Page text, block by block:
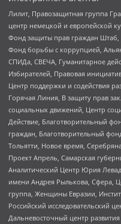
Лилит, Правозащитная группа
центр немецкой и европейской
Фонд защиты прав граждан Штаб,
Фонд борьбы с коррупцией,
СПИДа, СВЕЧА, Гуманитарное
Избирателей, Правовая
Центр поддержки и содействия
Горячая Линия, В защиту прав
социальных движений, Центр
Действие, Благотворительный
граждан, Благотворительный
Тольятти, Новое время,
Проект Апрель, Самарская
Аналитический Центр Юрия
имени Андрея Рылькова, Сфера,
группа, Женщины Евразии,
Российский исследовательский
Дальневосточный центр